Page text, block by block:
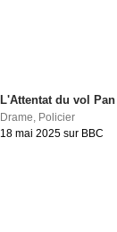
L'Attentat du vol
Drame, Policier
18 mai 2025 sur BBC